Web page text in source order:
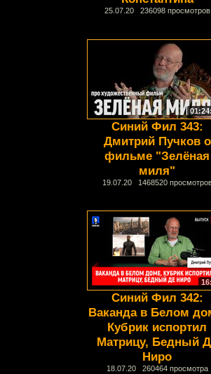
25.07.20 236098 просмотров
Синий Фил 343:
Дмитрий Пучков о
фильме "Зелёная
миля"
19.07.20 1468520
Синий Фил 342:
Ваканда в Белом
Кубрик испортил
Матрицу, Бедный
Ниро
18.07.20 260464 просмотра